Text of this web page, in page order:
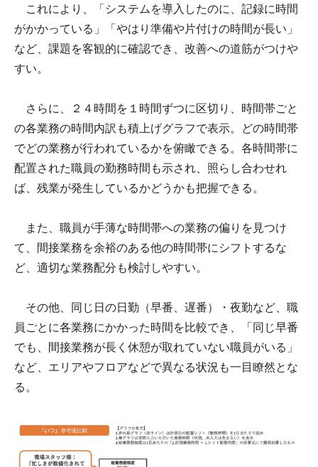
これにより、「システムを導入したのに、記録に時間
がかかっている」「やはり準備や片付けの時間が長い」
など、課題を客観的に確認でき、改善への道筋がつけや
すい。
さらに、２４時間を１時間ずつに区切り、時間帯ごと
の各業務の時間内訳も積上げグラフで表示。どの時間帯
でどの業務が行われているかを俯瞰できる。各時間帯に
配置された職員の勤務時間も示され、照らし合わせれ
ば、残業が発生しているかどうかも把握できる。
また、職員が手薄な時間帯への業務の偏りを見つけ
て、間接業務を余裕のある他の時間帯にシフトするな
ど、適切な業務配分も検討しやすい。
その他、同じ日の日勤（早番、遅番）・夜勤など、職
員ごとに各業務にかかった時間を比較でき、「同じ早番
でも、間接業務が長く休憩が取れていない職員がいる」
など、エリアやフロアなどで異なる状況も一目瞭然とな
る。